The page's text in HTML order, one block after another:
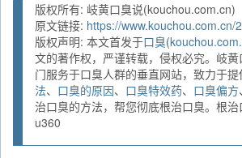
版权所有: 岐黄口臭说(kouchou.com.cn)
原文链接: https://www.kouchou.com.cn/
版权声明: 本文首发于口臭(
文的著作权，严谨转载，侵权必究。岐
门服务于口臭人群的垂直网站，致力于提
法、 口臭的原因、 口臭特效药、 口臭偏方、
治口臭的方法，帮您彻底根治口臭。根
u360